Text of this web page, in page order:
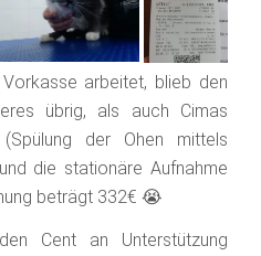
arbeitet, blieb den
übrig, als auch Cimas
(Spülung der Ohen mittels
die stationäre Aufnahme
beträgt 332€ 😭
Cent an Unterstützung